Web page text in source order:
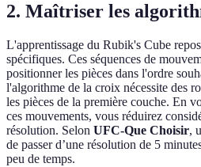
2. Maîtriser les
L'apprentissage du Rubik's Cube
spécifiques. Ces séquences de
positionner les pièces dans l'ordre
l'algorithme de la croix nécessite des
les pièces de la première couche. En
ces mouvements, vous réduirez
résolution. Selon UFC-Que Choisir,
de passer d’une résolution de 5
peu de temps.